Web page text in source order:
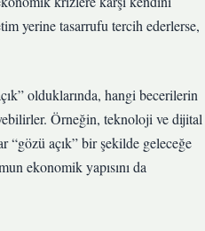
yerine tasarrufu tercih ederlerse,
olduklarında, hangi becerilerin
Örneğin, teknoloji ve dijital
“gözü açık” bir şekilde geleceğe
ekonomik yapısını da